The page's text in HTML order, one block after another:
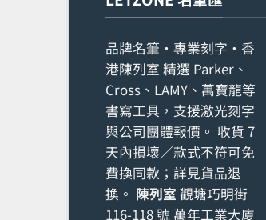
品牌名筆・專業刻字・香
港陳列室 精選 Parker、
Cross、LAMY、萬寶龍等
書寫工具，支援激光刻字
與公司團體報價。 收貨 7
天內損壞／款式不符可免
費換同款；詳見貨品退
換 。 陳列室 觀塘巧明街
116-118 號 萬年工業大廈